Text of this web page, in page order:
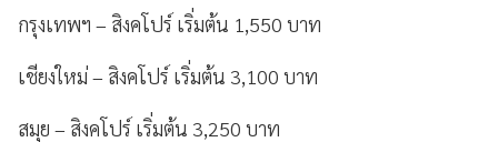
กรุงเทพฯ – สิงคโปร์ เริ่มต้น 1,550 บาท
เชียงใหม่ – สิงคโปร์ เริ่มต้น 3,100 บาท
สมุย – สิงคโปร์ เริ่มต้น 3,250 บาท